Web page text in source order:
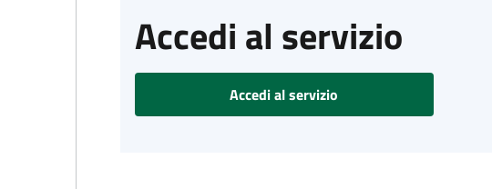
Accedi al servizio
Accedi al servizio